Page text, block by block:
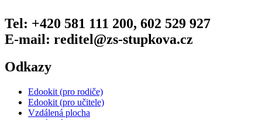
Tel: +420 581 111 200, 602 529 927
E-mail: reditel@zs-stupkova.cz
Odkazy
Edookit (pro rodiče)
Edookit (pro učitele)
Vzdálená plocha